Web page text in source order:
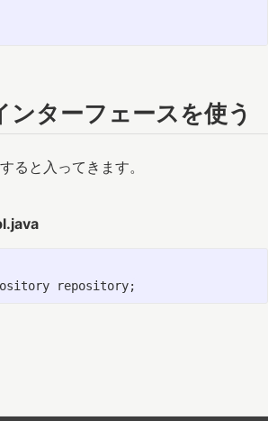
ターフェースを使う
すると入ってきます。